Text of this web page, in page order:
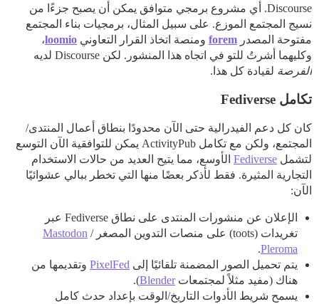
Discourse. أي مشروع برمجي متوافق يمكن أن يصبح جزءًا من
نسيج المجتمع الموزع. على سبيل المثال، برمجيات بناء المجتمع
مفتوحة المصدر forem ومنصة اتخاذ القرار التعاوني loomio،
وكليهما أشرتُ للتو في اتجاه هذا المنشور. لكن Discourse لديه
الفرصة لقيادة كل هذا.
تكامل Fediverse
كان كل دعم الفيدرالية حتى الآن محدودًا بنطاق أعمال المنتدى/
المجتمع، ولكن مع تكامل ActivityPub يمكن للتوافقية الآن التوسع
لتشمل Fediverse الأوسع، مما يتيح العديد من حالات الاستخدام
التجارية المثيرة. فقط لأذكر بعضًا منها التي تخطر ببالي عشوائيًا
الآن:
الإعلان عن منشورات المنتدى على نطاق Fediverse عبر
تغريدات (toots) على منصات التدوين المصغر
Mastodon /
Pleroma
.
يتم تحميل الصور المضمنة تلقائيًا إلى PixelFed وتقديمها من
هناك (مفيد مثلاً لمجتمعاتBlender
).
يسمح شريط الأدوات التاريخ/الوقت بإعداد حدث كامل